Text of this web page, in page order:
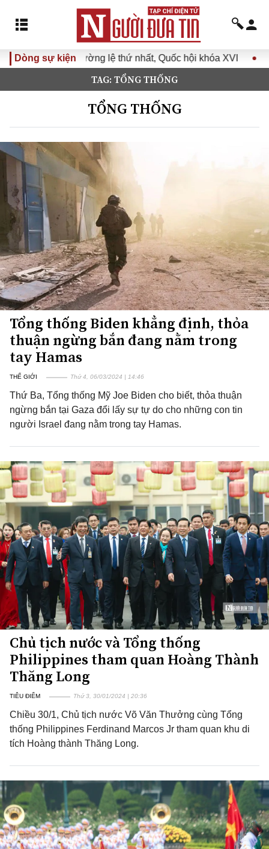
Dòng sự kiện
thứ nhất, Quốc hội khóa XVI Đưa Nghị quyết Đại hội
TAG: TỔNG THỐNG
TỔNG THỐNG
Tổng thống Biden khẳng định, thỏa
thuận ngừng bắn đang nằm trong
tay Hamas
THẾ GIỚI Thứ 4, 06/03/2024 | 14:46
Thứ Ba, Tổng thống Mỹ Joe Biden cho biết, thỏa thuận
ngừng bắn tại Gaza đổi lấy sự tự do cho những con tin
người Israel đang nằm trong tay Hamas.
Chủ tịch nước và Tổng thống
Philippines tham quan Hoàng Thành
Thăng Long
TIÊU ĐIỂM Thứ 3, 30/01/2024 | 20:36
Chiều 30/1, Chủ tịch nước Võ Văn Thưởng cùng Tổng
thống Philippines Ferdinand Marcos Jr tham quan khu di
tích Hoàng thành Thăng Long.